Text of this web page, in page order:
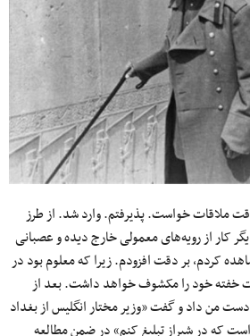
ملاقات خواست. پذیرفتم. وارد شد. از طرز
کار از رویه‌های معمولی خارج دیده و عصبانی
کردم، بر دقت افزودم. زیرا که معلوم بود در
خفته خود را مکشوف خواهد داشت. بعد از
من داد و گفت «وزیر مختار انگلیس از بغداد
که در شیراز تبلیغ کنم» در ضمن مطالعه